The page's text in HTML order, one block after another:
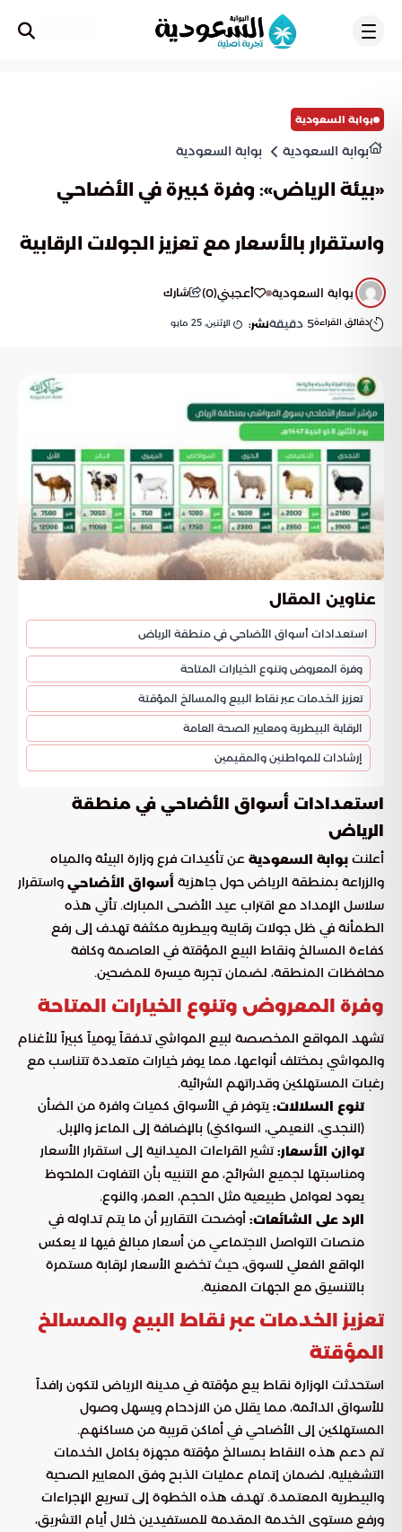
بوابة السعودية
بوابة السعودية بوابة السعودية
«بيئة الرياض»: وفرة كبيرة في الأضاحي
واستقرار بالأسعار مع تعزيز الجولات الرقابية
بوابة السعودية أعجبني(
0
) شارك
دقائق القراءة5 دقيقةنشر: الإثنين, 25 مايو
عناوين المقال
استعدادات أسواق الأضاحي في منطقة الرياض
وفرة المعروض وتنوع الخيارات المتاحة
تعزيز الخدمات عبر نقاط البيع والمسالخ المؤقتة
الرقابة البيطرية ومعايير الصحة العامة
إرشادات للمواطنين والمقيمين
استعدادات أسواق الأضاحي في منطقة
الرياض
أعلنت بوابة السعودية عن تأكيدات فرع وزارة البيئة والمياه
والزراعة بمنطقة الرياض حول جاهزية أسواق الأضاحي واستقرار
سلاسل الإمداد مع اقتراب عيد الأضحى المبارك. تأتي هذه
الطمأنة في ظل جولات رقابية وبيطرية مكثفة تهدف إلى رفع
كفاءة المسالخ ونقاط البيع المؤقتة في العاصمة وكافة
محافظات المنطقة، لضمان تجربة ميسرة للمضحين.
وفرة المعروض وتنوع الخيارات المتاحة
تشهد المواقع المخصصة لبيع المواشي تدفقاً يومياً كبيراً للأغنام
والمواشي بمختلف أنواعها، مما يوفر خيارات متعددة تتناسب مع
رغبات المستهلكين وقدراتهم الشرائية.
تنوع السلالات: يتوفر في الأسواق كميات وافرة من الضأن
(النجدي، النعيمي، السواكني) بالإضافة إلى الماعز والإبل.
توازن الأسعار:تشير القراءات الميدانية إلى استقرار الأسعار
ومناسبتها لجميع الشرائح، مع التنبيه بأن التفاوت الملحوظ
يعود لعوامل طبيعية مثل الحجم، العمر، والنوع.
الرد على الشائعات: أوضحت التقارير أن ما يتم تداوله في
منصات التواصل الاجتماعي من أسعار مبالغ فيها لا يعكس
الواقع الفعلي للسوق، حيث تخضع الأسعار لرقابة مستمرة
بالتنسيق مع الجهات المعنية.
تعزيز الخدمات عبر نقاط البيع والمسالخ
المؤقتة
استحدثت الوزارة نقاط بيع مؤقتة في مدينة الرياض لتكون رافداً
للأسواق الدائمة، مما يقلل من الازدحام ويسهل وصول
المستهلكين إلى الأضاحي في أماكن قريبة من مساكنهم.
تم دعم هذه النقاط بمسالخ مؤقتة مجهزة بكامل الخدمات
التشغيلية، لضمان إتمام عمليات الذبح وفق المعايير الصحية
والبيطرية المعتمدة. تهدف هذه الخطوة إلى تسريع الإجراءات
ورفع مستوى الخدمة المقدمة للمستفيدين خلال أيام التشريق،